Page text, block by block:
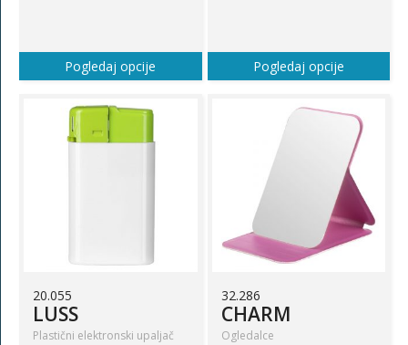
Pogledaj opcije Pogledaj opcije
20.055
LUSS
Plastični elektronski upaljač
32.286
CHARM
Ogledalce